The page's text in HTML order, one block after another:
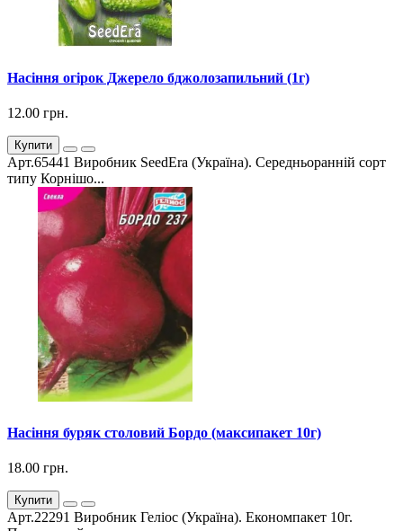
Насіння огірок Джерело бджолозапильний (1г)
12.00 грн.
Купити
Арт.65441 Виробник SeedEra (Україна). Середньоранній сорт
типу Корнішо...
Насіння буряк столовий Бордо (максипакет 10г)
18.00 грн.
Купити
Арт.22291 Виробник Геліос (Україна). Економпакет 10г.